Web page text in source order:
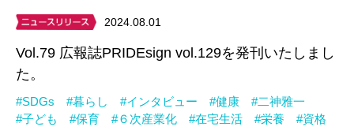
2024.08.01
Vol.79 広報誌PRIDEsign vol.129を発刊いたしまし
た。
#SDGs #暮らし #インタビュー #健康
#二神雅一
#子ども
#保育 #６次産業化 #在宅生活 #栄養 #資格